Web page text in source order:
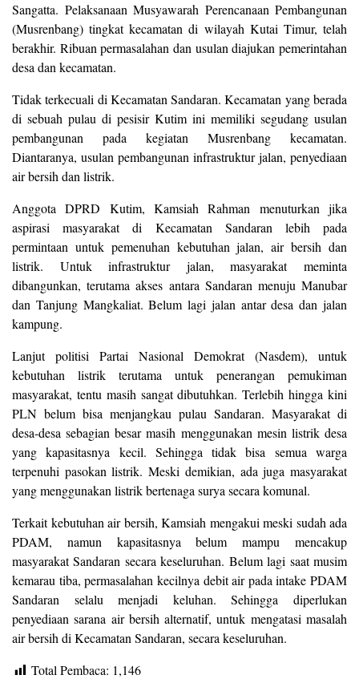
Sangatta. Pelaksanaan Musyawarah Perencanaan Pembangunan
(Musrenbang) tingkat kecamatan di wilayah Kutai Timur, telah
berakhir. Ribuan permasalahan dan usulan diajukan pemerintahan
desa dan kecamatan.
Tidak terkecuali di Kecamatan Sandaran. Kecamatan yang berada
di sebuah pulau di pesisir Kutim ini memiliki segudang usulan
pembangunan pada kegiatan Musrenbang kecamatan.
Diantaranya, usulan pembangunan infrastruktur jalan, penyediaan
air bersih dan listrik.
Anggota DPRD Kutim, Kamsiah Rahman menuturkan jika
aspirasi masyarakat di Kecamatan Sandaran lebih pada
permintaan untuk pemenuhan kebutuhan jalan, air bersih dan
listrik. Untuk infrastruktur jalan, masyarakat meminta
dibangunkan, terutama akses antara Sandaran menuju Manubar
dan Tanjung Mangkaliat. Belum lagi jalan antar desa dan jalan
kampung.
Lanjut politisi Partai Nasional Demokrat (Nasdem), untuk
kebutuhan listrik terutama untuk penerangan pemukiman
masyarakat, tentu masih sangat dibutuhkan. Terlebih hingga kini
PLN belum bisa menjangkau pulau Sandaran. Masyarakat di
desa-desa sebagian besar masih menggunakan mesin listrik desa
yang kapasitasnya kecil. Sehingga tidak bisa semua warga
terpenuhi pasokan listrik. Meski demikian, ada juga masyarakat
yang menggunakan listrik bertenaga surya secara komunal.
Terkait kebutuhan air bersih, Kamsiah mengakui meski sudah ada
PDAM, namun kapasitasnya belum mampu mencakup
masyarakat Sandaran secara keseluruhan. Belum lagi saat musim
kemarau tiba, permasalahan kecilnya debit air pada intake PDAM
Sandaran selalu menjadi keluhan. Sehingga diperlukan
penyediaan sarana air bersih alternatif, untuk mengatasi masalah
air bersih di Kecamatan Sandaran, secara keseluruhan.
Total Pembaca: 1,146